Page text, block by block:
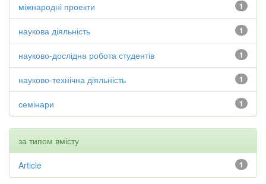
1
міжнародні проекти
1
наукова діяльність
1
науково-дослідна робота студентів
1
науково-технічна діяльність
1
семінари
за типом вмісту
1
Article